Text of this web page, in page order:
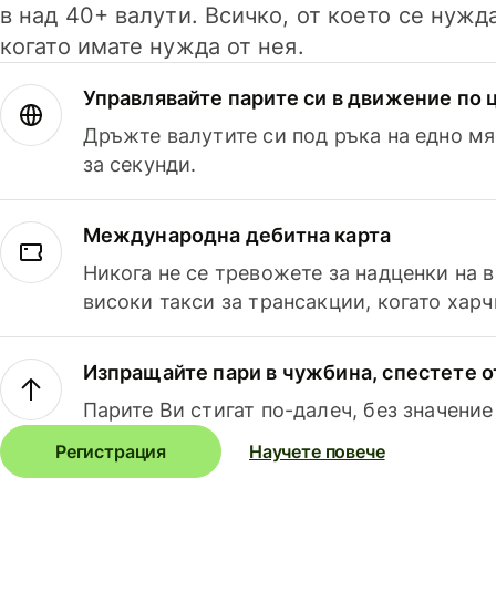
в над 40+ валути. Всичко, от което се
когато имате нужда от нея.
Управлявайте парите си в движение по
Дръжте валутите си под ръка на едно
за секунди.
Международна дебитна карта
Никога не се тревожете за надценки на
високи такси за трансакции, когато
Изпращайте пари в чужбина, спестете
Парите Ви стигат по-далеч, без
Регистрация Научете повече